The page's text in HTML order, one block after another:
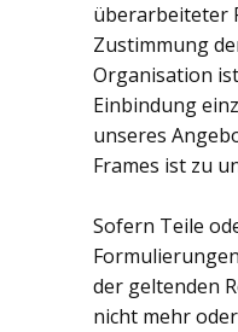
überarbeiteter
Zustimmung
Organisation
Einbindung
unseres
Frames ist zu
Sofern Teile
der geltenden
nicht mehr